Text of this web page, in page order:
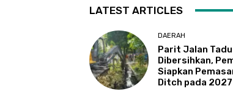
LATEST ARTICLES
DAERAH
Parit Jalan
Dibersihkan,
Siapkan
Ditch pada 2027